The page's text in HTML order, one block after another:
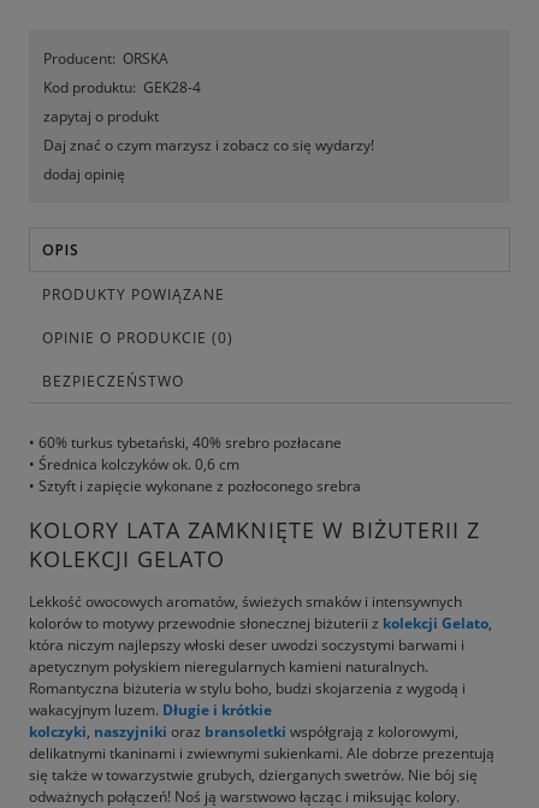
Producent: ORSKA
Kod produktu: GEK28-4
zapytaj o produkt
Daj znać o czym marzysz i zobacz co się wydarzy!
dodaj opinię
OPIS
PRODUKTY POWIĄZANE
OPINIE O PRODUKCIE (0)
BEZPIECZEŃSTWO
• 60% turkus tybetański, 40% srebro pozłacane
• Średnica kolczyków ok. 0,6 cm
• Sztyft i zapięcie wykonane z pozłoconego srebra
KOLORY LATA ZAMKNIĘTE W BIŻUTERII Z
KOLEKCJI GELATO
Lekkość owocowych aromatów, świeżych smaków i intensywnych
kolorów to motywy przewodnie słonecznej biżuterii z kolekcji Gelato,
która niczym najlepszy włoski deser uwodzi soczystymi barwami i
apetycznym połyskiem nieregularnych kamieni naturalnych.
Romantyczna biżuteria w stylu boho, budzi skojarzenia z wygodą i
wakacyjnym luzem. Długie i krótkie
kolczyki, naszyjniki oraz bransoletki współgrają z kolorowymi,
delikatnymi tkaninami i zwiewnymi sukienkami. Ale dobrze prezentują
się także w towarzystwie grubych, dzierganych swetrów. Nie bój się
odważnych połączeń! Noś ją warstwowo łącząc i miksując kolory.